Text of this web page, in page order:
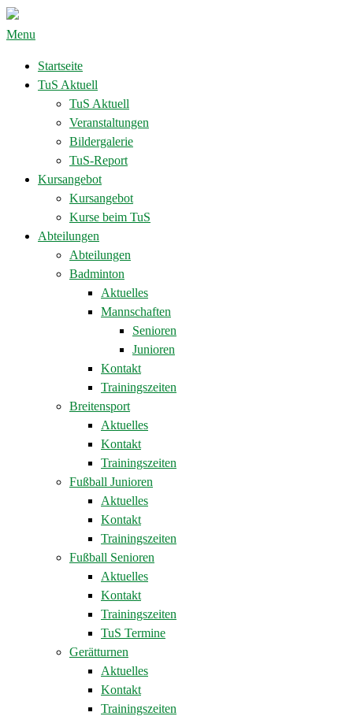
Menu
Startseite
TuS Aktuell
TuS Aktuell
Veranstaltungen
Bildergalerie
TuS-Report
Kursangebot
Kursangebot
Kurse beim TuS
Abteilungen
Abteilungen
Badminton
Aktuelles
Mannschaften
Senioren
Junioren
Kontakt
Trainingszeiten
Breitensport
Aktuelles
Kontakt
Trainingszeiten
Fußball Junioren
Aktuelles
Kontakt
Trainingszeiten
Fußball Senioren
Aktuelles
Kontakt
Trainingszeiten
TuS Termine
Gerätturnen
Aktuelles
Kontakt
Trainingszeiten